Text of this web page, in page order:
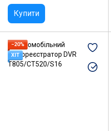
Купити
−20%
ХІТ